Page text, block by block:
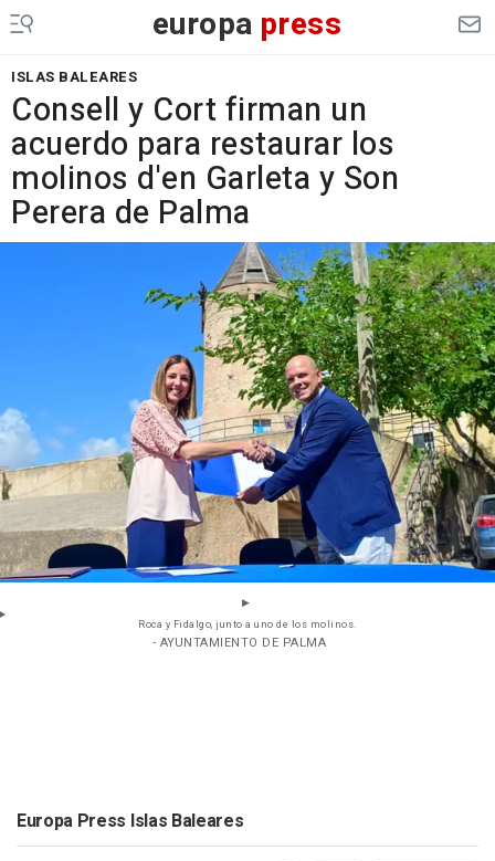
europa press
ISLAS BALEARES
Consell y Cort firman un
acuerdo para restaurar los
molinos d'en Garleta y Son
Perera de Palma
Roca y Fidalgo, junto a uno de los molinos.
- AYUNTAMIENTO DE PALMA
Europa Press Islas Baleares